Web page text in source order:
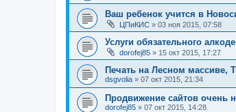
Ваш ребенок учится в
ЦПиКИС » 03 ноя 2015, 07:58
Услуги обязательного
dorofej85 » 15 окт 2015, 17:27
Печать на Лесном массиве,
dsgvolia » 07 окт 2015, 21:34
Продвижение сайтов очень
dorofej85 » 07 окт 2015, 14:28